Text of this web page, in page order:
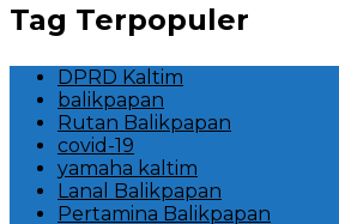
Tag Terpopuler
DPRD Kaltim
balikpapan
Rutan Balikpapan
covid-19
yamaha kaltim
Lanal Balikpapan
Pertamina Balikpapan